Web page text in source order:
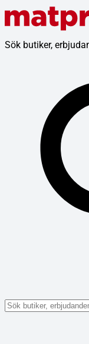
Sök butiker,